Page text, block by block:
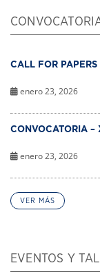
CALL FOR
enero 23, 2026
CONVOCATORIA
enero 23, 2026
VER MÁS
EVENTOS Y